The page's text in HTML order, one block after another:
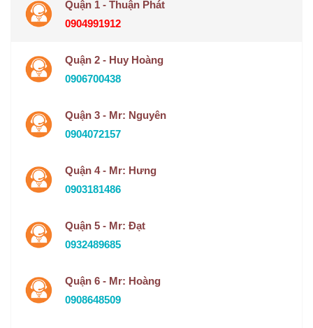
Quận 1 - Thuận Phát
0904991912
Quận 2 - Huy Hoàng
0906700438
Quận 3 - Mr: Nguyên
0904072157
Quận 4 - Mr: Hưng
0903181486
Quận 5 - Mr: Đạt
0932489685
Quận 6 - Mr: Hoàng
0908648509